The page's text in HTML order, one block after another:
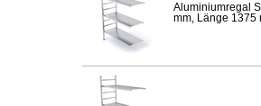
Aluminiumregal
mm, Länge 1375